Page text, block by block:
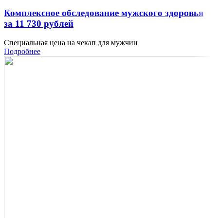
Комплексное обследование мужского здоровья
за 11 730 рублей
Специальная цена на чекап для мужчин
Подробнее